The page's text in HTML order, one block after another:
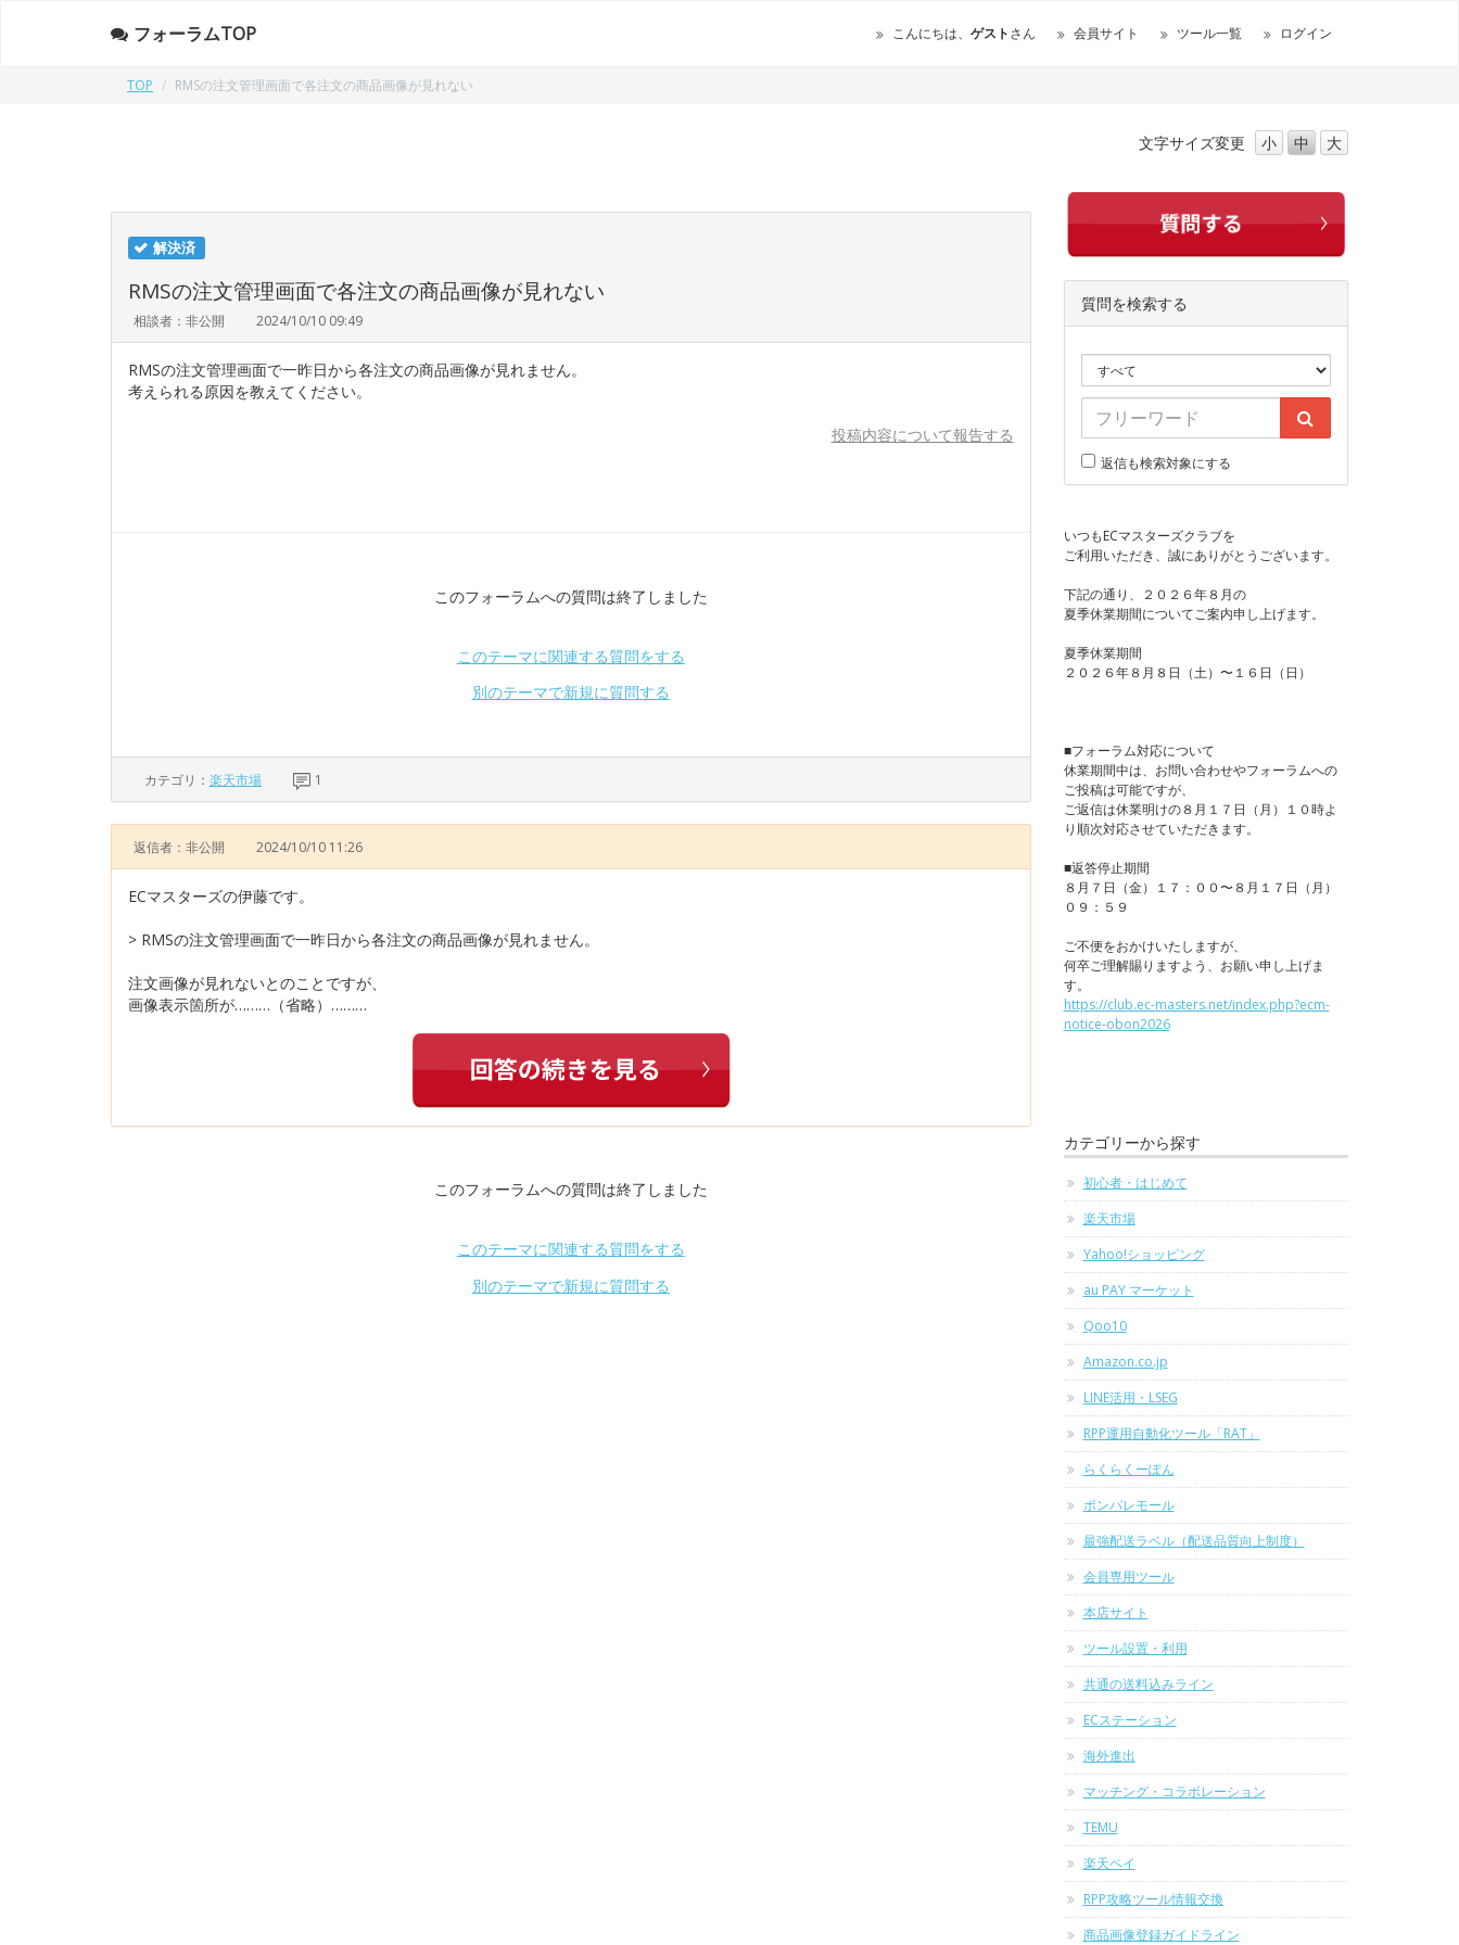
フォーラムTOP こんにちは、 ゲストさん 会員サイト ツール一覧 ログイン
TOP RMSの注文管理画面で各注文の商品画像が見れない
文字サイズ変更 小 中 大
解決済
RMSの注文管理画面で各注文の商品画像が見れない
相談者：非公開 2024/10/10 09:49
RMSの注文管理画面で一昨日から各注文の商品画像が見れません。
考えられる原因を教えてください。
投稿内容について報告する
このフォーラムへの質問は終了しました
このテーマに関連する質問をする
別のテーマで新規に質問する
カテゴリ： 楽天市場 1
返信者：非公開 2024/10/10 11:26
ECマスターズの伊藤です。
> RMSの注文管理画面で一昨日から各注文の商品画像が見れません。
注文画像が見れないとのことですが、
画像表示箇所が………（省略）………
このフォーラムへの質問は終了しました
このテーマに関連する質問をする
別のテーマで新規に質問する
質問を検索する
返信も検索対象にする
いつもECマスターズクラブを
ご利用いただき、誠にありがとうございます。
下記の通り、２０２６年８月の
夏季休業期間についてご案内申し上げます。
夏季休業期間
２０２６年８月８日（土）〜１６日（日）
■フォーラム対応について
休業期間中は、お問い合わせやフォーラムへの
ご投稿は可能ですが、
ご返信は休業明けの８月１７日（月）１０時よ
り順次対応させていただきます。
■返答停止期間
８月７日（金）１７：００〜８月１７日（月）
０９：５９
ご不便をおかけいたしますが、
何卒ご理解賜りますよう、お願い申し上げま
す。
https://club.ec-masters.net/index.php?ecm-
notice-obon2026
カテゴリーから探す
初心者・はじめて
楽天市場
Yahoo!ショッピング
au PAY マーケット
Qoo10
Amazon.co.jp
LINE活用・LSEG
RPP運用自動化ツール「RAT」
らくらくーぽん
ポンパレモール
最強配送ラベル（配送品質向上制度）
会員専用ツール
本店サイト
ツール設置・利用
共通の送料込みライン
ECステーション
海外進出
マッチング・コラボレーション
TEMU
楽天ペイ
RPP攻略ツール情報交換
商品画像登録ガイドライン